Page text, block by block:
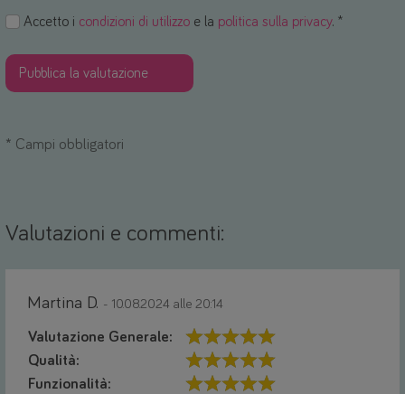
Accetto i condizioni di utilizzo e la politica sulla privacy. *
* Campi obbligatori
Valutazioni e commenti:
Martina D. - 10.08.2024 alle 20:14
Valutazione Generale:
Qualità:
Funzionalità: